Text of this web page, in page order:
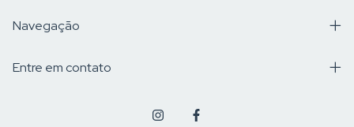
Navegação
Entre em contato